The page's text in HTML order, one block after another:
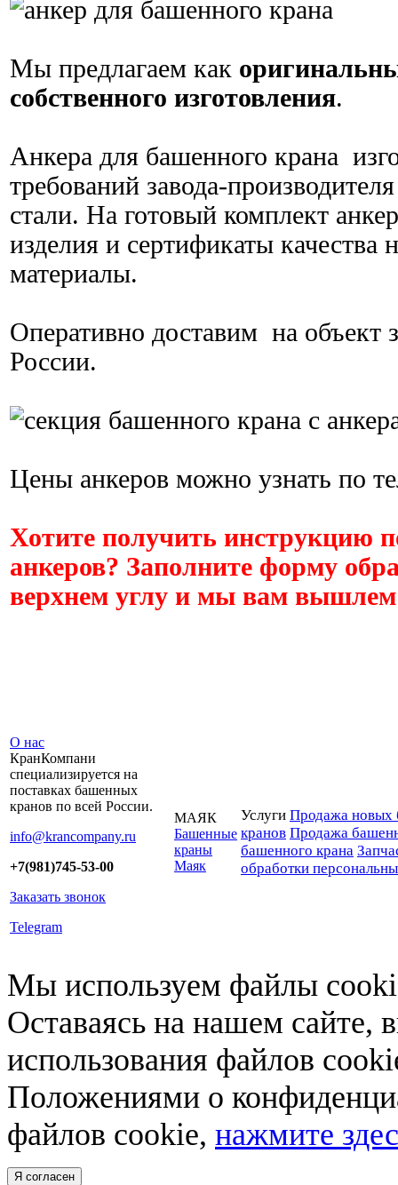
Мы предлагаем как
собственного изготовления.
Анкера для башенного крана
требований завода-
стали. На готовый комплект
изделия и сертификаты качества
материалы.
Оперативно доставим на объект
России.
Цены анкеров можно узнать по
Хотите получить инструкцию
анкеров? Заполните форму
верхнем углу и мы вам вышлем
О нас
КранКомпани
специализируется на
поставках башенных
кранов по всей России.
info@krancompany.ru
+7(981)745-53-00
Заказать звонок
Telegram
МАЯК
Башенные
краны
Маяк
Услуги Продажа новых
кранов Продажа
башенного крана
обработки
Мы используем файлы
Оставаясь на нашем сайте,
использования файлов
Положениями о
файлов cookie, нажмите
Я согласен